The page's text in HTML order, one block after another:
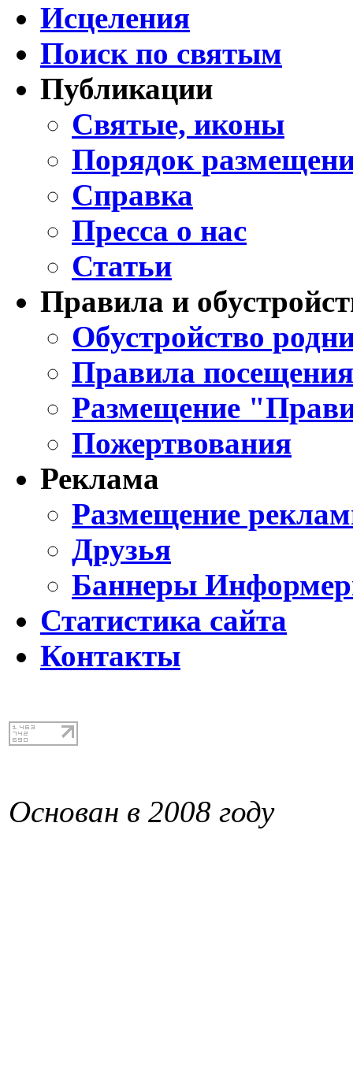
Исцеления
Поиск по святым
Публикации
Святые, иконы
Порядок
Справка
Пресса о нас
Статьи
Правила и
Обустройство
Правила
Размещение
Пожертвования
Реклама
Размещение
Друзья
Баннеры
Статистика сайта
Контакты
Основан в 2008 году